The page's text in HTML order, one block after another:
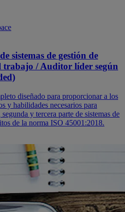
sistemas de gestión de
trabajo / Auditor líder según
diseñado para proporcionar a los
y habilidades necesarios para
y tercera parte de sistemas de
de la norma ISO 45001:2018.